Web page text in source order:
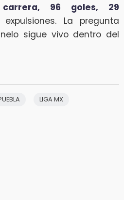
96 goles, 29
La pregunta
sigue vivo dentro del
LIGA MX